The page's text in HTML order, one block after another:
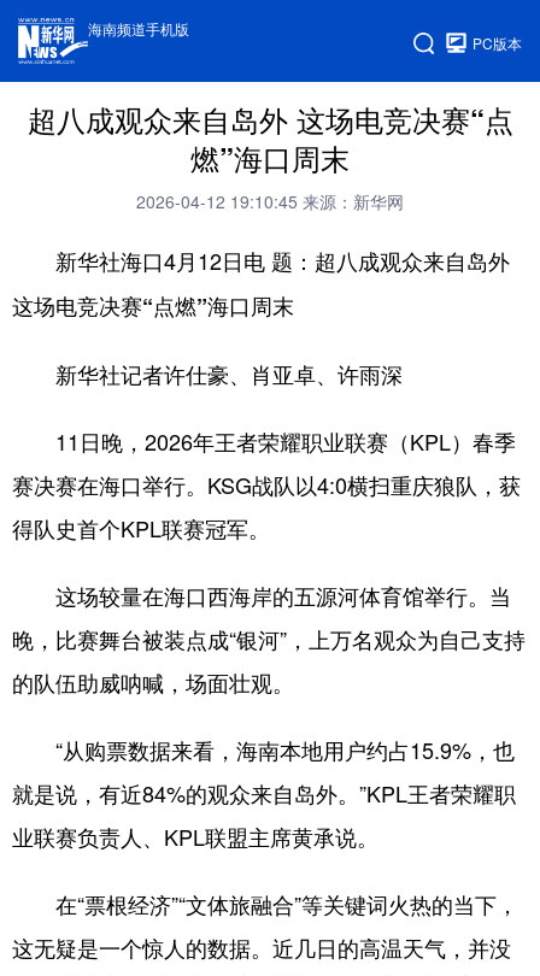
海南频道手机版
PC版本
超八成观众来自岛外 这场电竞决赛“点
燃”海口周末
2026-04-12 19:10:45 来源：新华网
新华社海口4月12日电 题：超八成观众来自岛外
这场电竞决赛“点燃”海口周末
新华社记者许仕豪、肖亚卓、许雨深
11日晚，2026年王者荣耀职业联赛（KPL）春季
赛决赛在海口举行。KSG战队以4:0横扫重庆狼队，获
得队史首个KPL联赛冠军。
这场较量在海口西海岸的五源河体育馆举行。当
晚，比赛舞台被装点成“银河”，上万名观众为自己支持
的队伍助威呐喊，场面壮观。
“从购票数据来看，海南本地用户约占15.9%，也
就是说，有近84%的观众来自岛外。”KPL王者荣耀职
业联赛负责人、KPL联盟主席黄承说。
在“票根经济”“文体旅融合”等关键词火热的当下，
这无疑是一个惊人的数据。近几日的高温天气，并没